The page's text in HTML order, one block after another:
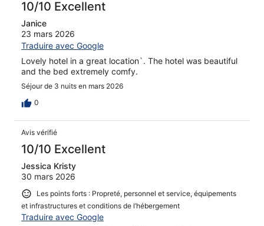
10/10 Excellent
Janice
23 mars 2026
Traduire avec Google
Lovely hotel in a great location`. The hotel was beautiful
and the bed extremely comfy.
Séjour de 3 nuits en mars 2026
0
Avis vérifié
10/10 Excellent
Jessica Kristy
30 mars 2026
Les points forts : Propreté, personnel et service, équipements
et infrastructures et conditions de l’hébergement
Traduire avec Google